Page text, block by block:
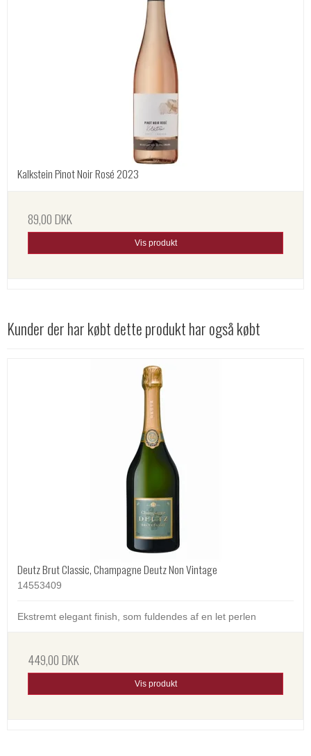
Kalkstein Pinot Noir Rosé 2023
89,00 DKK
Vis produkt
Kunder der har købt dette produkt har også købt
Deutz Brut Classic, Champagne Deutz Non Vintage
14553409
Ekstremt elegant finish, som fuldendes af en let perlen
449,00 DKK
Vis produkt